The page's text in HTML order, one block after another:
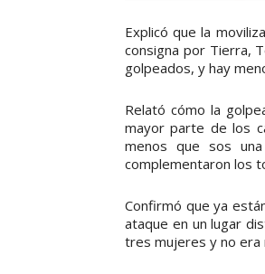
Explicó que la
consigna por Tierra,
golpeados, y hay
Relató cómo la
mayor parte de los
menos que sos
complementaron los
Confirmó que ya
ataque en un lugar
tres mujeres y no era